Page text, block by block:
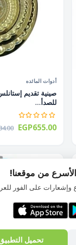
أدوات المائده
للصدأ...
EGP655.00
من موقعنا!
وإشعارات على الفور
تحميل